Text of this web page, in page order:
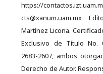
https://
cts@xanum.uam.mx
Martínez Licona.
Exclusivo de Título No.
2683-2607, ambos
Derecho de Autor.